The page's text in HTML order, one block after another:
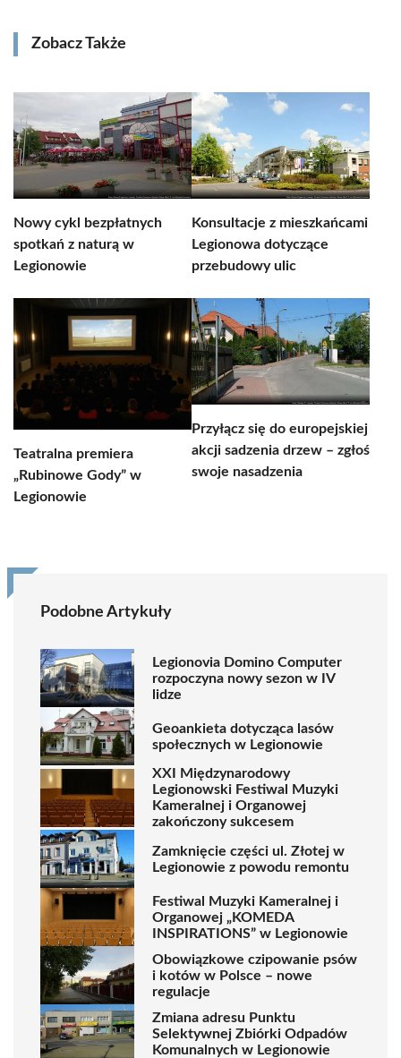
Zobacz Także
Nowy cykl bezpłatnych
spotkań z naturą w
Legionowie
Konsultacje z mieszkańcami
Legionowa dotyczące
przebudowy ulic
Teatralna premiera
„Rubinowe Gody” w
Legionowie
Przyłącz się do europejskiej
akcji sadzenia drzew – zgłoś
swoje nasadzenia
Podobne Artykuły
Legionovia Domino Computer
rozpoczyna nowy sezon w IV
lidze
Geoankieta dotycząca lasów
społecznych w Legionowie
XXI Międzynarodowy
Legionowski Festiwal Muzyki
Kameralnej i Organowej
zakończony sukcesem
Zamknięcie części ul. Złotej w
Legionowie z powodu remontu
Festiwal Muzyki Kameralnej i
Organowej „KOMEDA
INSPIRATIONS” w Legionowie
Obowiązkowe czipowanie psów
i kotów w Polsce – nowe
regulacje
Zmiana adresu Punktu
Selektywnej Zbiórki Odpadów
Komunalnych w Legionowie